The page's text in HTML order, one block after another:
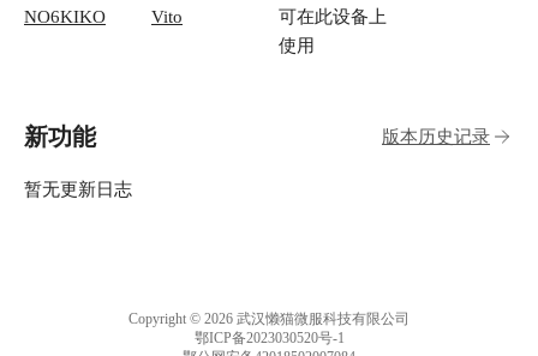
NO6KIKO Vito
可在此设备上
使用
新功能 版本历史记录
暂无更新日志
Copyright © 2026 武汉懒猫微服科技有限公司
鄂ICP备2023030520号-1